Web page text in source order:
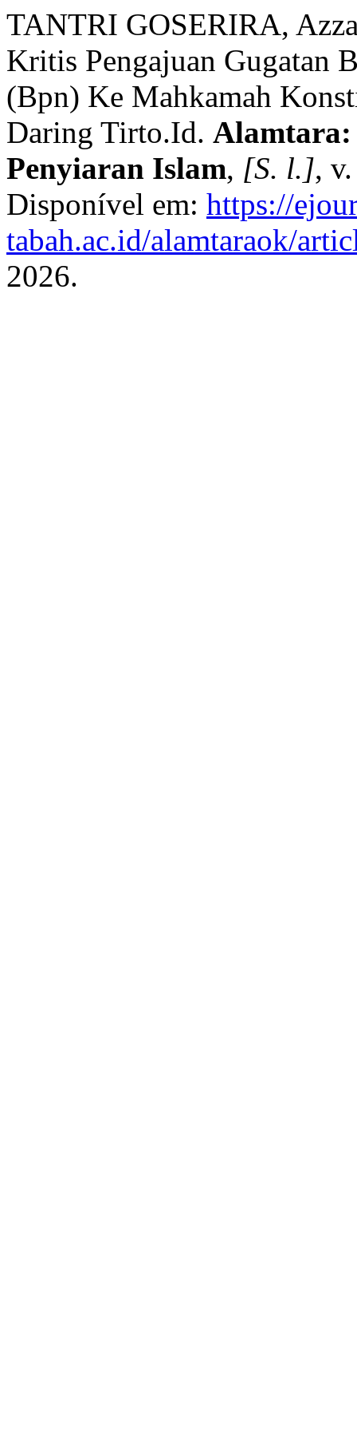
TANTRI GOSERIRA,
Kritis Pengajuan Gugatan
(Bpn) Ke Mahkamah
Daring Tirto.Id.
Penyiaran Islam, [S. l.],
Disponível em: https://
tabah.ac.id/alamtaraok/
2026.